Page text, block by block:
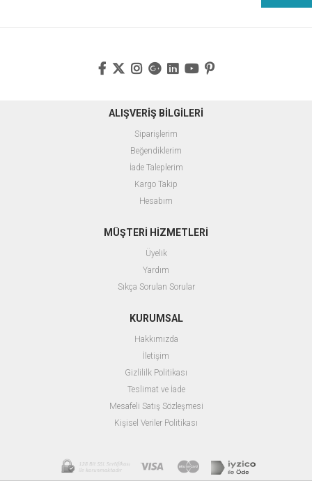
ALIŞVERİŞ BİLGİLERİ
Siparişlerim
Beğendiklerim
İade Taleplerim
Kargo Takip
Hesabım
MÜŞTERİ HİZMETLERİ
Üyelik
Yardım
Sıkça Sorulan Sorular
KURUMSAL
Hakkımızda
İletişim
Gizlililk Politikası
Teslimat ve İade
Mesafeli Satış Sözleşmesi
Kişisel Veriler Politikası